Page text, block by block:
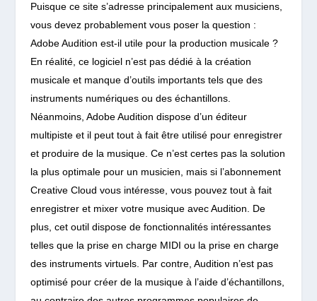
Puisque ce site s’adresse principalement aux musiciens,
vous devez probablement vous poser la question :
Adobe Audition est-il utile pour la production musicale ?
En réalité, ce logiciel n’est pas dédié à la création
musicale et manque d’outils importants tels que des
instruments numériques ou des échantillons.
Néanmoins, Adobe Audition dispose d’un éditeur
multipiste et il peut tout à fait être utilisé pour enregistrer
et produire de la musique. Ce n’est certes pas la solution
la plus optimale pour un musicien, mais si l’abonnement
Creative Cloud vous intéresse, vous pouvez tout à fait
enregistrer et mixer votre musique avec Audition. De
plus, cet outil dispose de fonctionnalités intéressantes
telles que la prise en charge MIDI ou la prise en charge
des instruments virtuels. Par contre, Audition n’est pas
optimisé pour créer de la musique à l’aide d’échantillons,